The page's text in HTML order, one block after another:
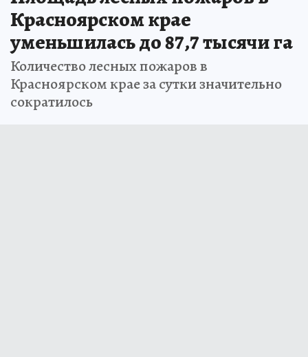
Красноярском крае
уменьшилась до 87,7 тысячи га
Количество лесных пожаров в
Красноярском крае за сутки значительно
сократилось